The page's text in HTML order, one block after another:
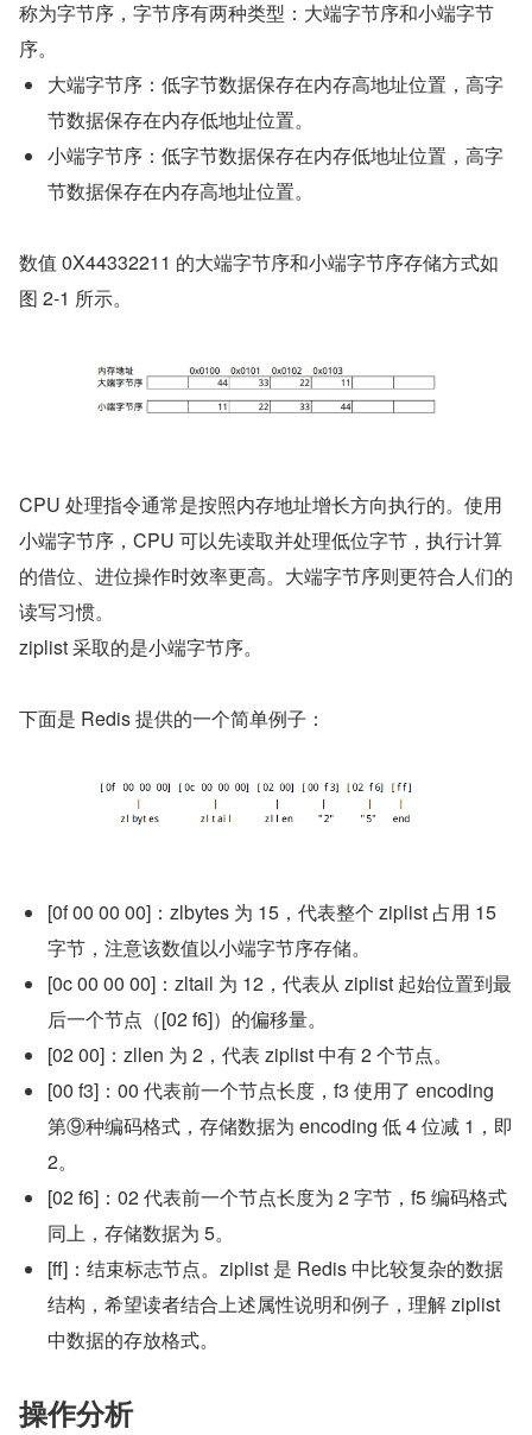
称为字节序，字节序有两种类型：大端字节序和小端字节
序。
大端字节序：低字节数据保存在内存高地址位置，高字
节数据保存在内存低地址位置。
小端字节序：低字节数据保存在内存低地址位置，高字
节数据保存在内存高地址位置。
数值 0X44332211 的大端字节序和小端字节序存储方式如
图 2-1 所示。
CPU 处理指令通常是按照内存地址增长方向执行的。使用
小端字节序，CPU 可以先读取并处理低位字节，执行计算
的借位、进位操作时效率更高。大端字节序则更符合人们的
读写习惯。
ziplist 采取的是小端字节序。
下面是 Redis 提供的一个简单例子：
[0f 00 00 00]：zlbytes 为 15，代表整个 ziplist 占用 15
字节，注意该数值以小端字节序存储。
[0c 00 00 00]：zltail 为 12，代表从 ziplist 起始位置到最
后一个节点（[02 f6]）的偏移量。
[02 00]：zllen 为 2，代表 ziplist 中有 2 个节点。
[00 f3]：00 代表前一个节点长度，f3 使用了 encoding
第⑨种编码格式，存储数据为 encoding 低 4 位减 1，即
2。
[02 f6]：02 代表前一个节点长度为 2 字节，f5 编码格式
同上，存储数据为 5。
[ff]：结束标志节点。ziplist 是 Redis 中比较复杂的数据
结构，希望读者结合上述属性说明和例子，理解 ziplist
中数据的存放格式。
操作分析